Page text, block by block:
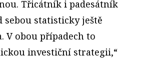
Třicátník i padesátník
statisticky ještě
V obou případech to
investiční strategii,“